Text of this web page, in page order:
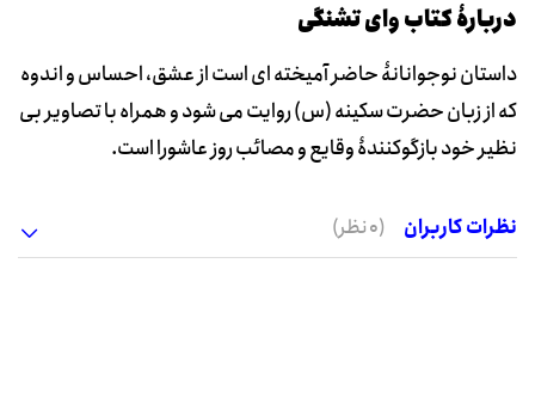
دربارۀ کتاب وای تشنگی
داستان نوجوانانۀ حاضر آمیخته ای است از عشق، احساس و اندوه
که از زبان حضرت سکینه (س) روایت می شود و همراه با تصاویر بی
نظیر خود بازگوکنندۀ وقایع و مصائب روز عاشورا است.
نظرات کاربران (0 نظر)